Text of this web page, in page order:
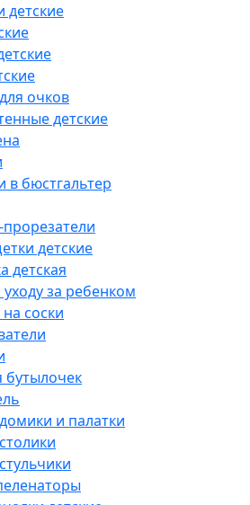
детские
очков
детские
в бюстгальтер
детские
детская
за ребенком
соски
бутылочек
и палатки